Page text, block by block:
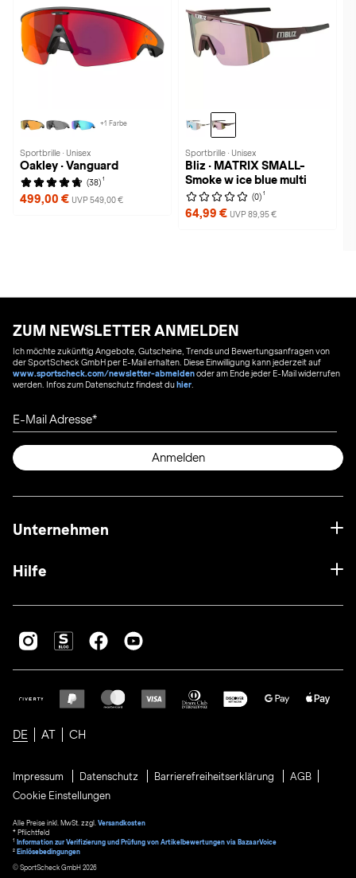
+1 Farbe
Sportbrille · Unisex
Oakley · Vanguard
(38) 1
499,00 € UVP 549,00 €
Sportbrille · Unisex
Bliz · MATRIX SMALL-
Smoke w ice blue multi
(0) 1
64,99 € UVP 89,95 €
ZUM NEWSLETTER ANMELDEN
Ich möchte zukünftig Angebote, Gutscheine, Trends und Bewertungsanfragen von
der SportScheck GmbH per E-Mail erhalten. Diese Einwilligung kann jederzeit auf
www.sportscheck.com/newsletter-abmeldenoder am Ende jeder E-Mail widerrufen
werden. Infos zum Datenschutz findest duhier
E-Mail Adresse
Anmelden
Unternehmen
Hilfe
DE AT CH
Impressum Datenschutz Barrierefreiheitserklärung
AGB
Cookie Einstellungen
Alle Preise inkl. MwSt. zzgl. Versandkosten
* Pflichtfeld
1
Information zur Verifizierung und Prüfung von Artikelbewertungen via BazaarVoice
² Einlösebedingungen
© SportScheck GmbH 2026